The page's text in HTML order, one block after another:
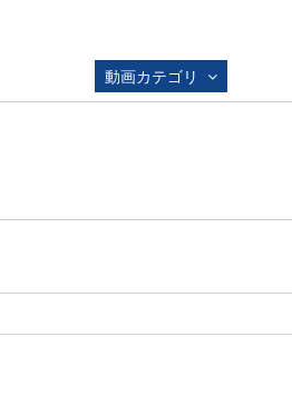
動画カテゴリ